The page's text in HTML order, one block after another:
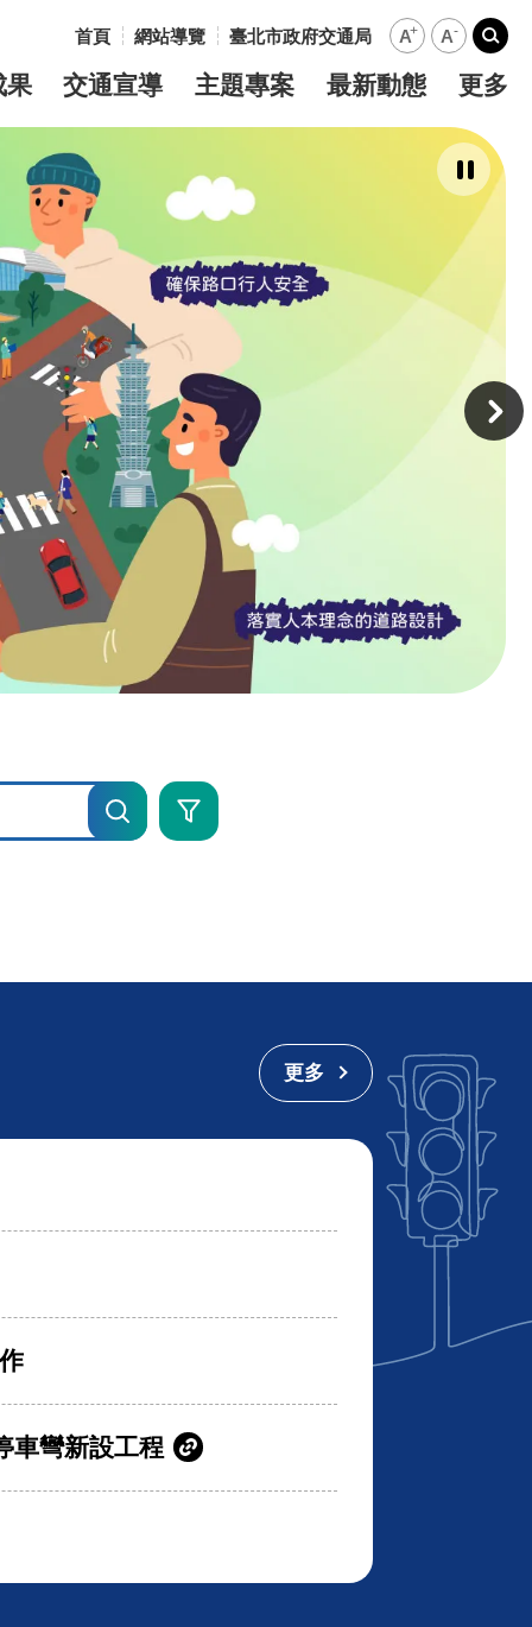
首頁 網站導覽 臺北市政府交通局 A+ A-
搜尋
果 交通宣導 主題專案 最新動態 更多
暫
停
撥
放
廣
進
階
更多
車彎新設工程